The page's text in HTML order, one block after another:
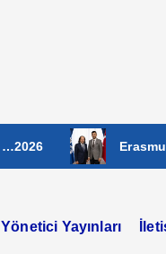
Erasmus+
Yönetici Yayınları